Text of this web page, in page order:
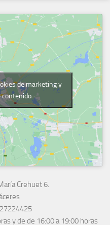
de marketing y
Crehuet 6.
y de de 16:00 a 19:00 horas